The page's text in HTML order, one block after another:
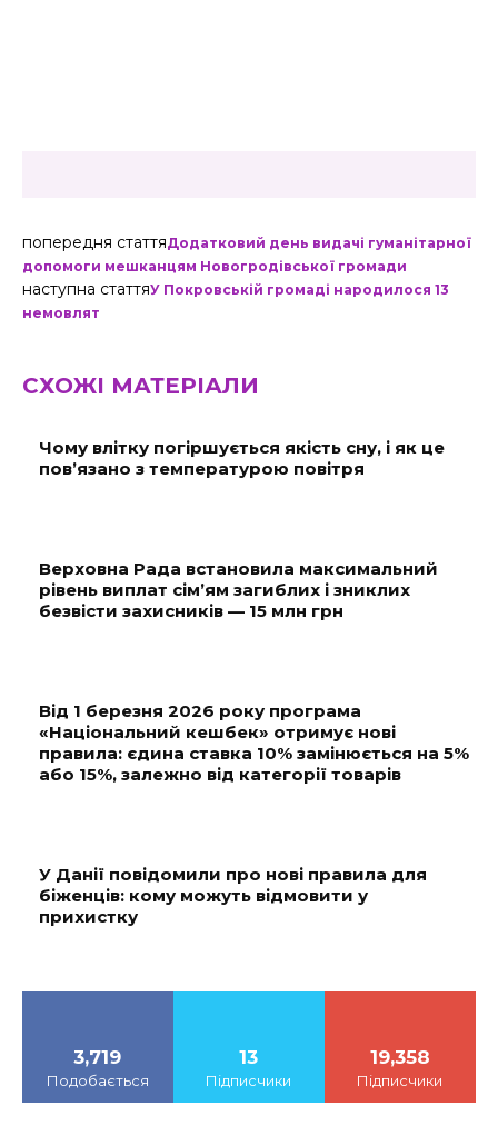
попередня статтяДодатковий день видачі гуманітарної
допомоги мешканцям Новогродівської громади
наступна статтяУ Покровській громаді народилося 13
немовлят
СХОЖІ МАТЕРІАЛИ
Чому влітку погіршується якість сну, і як це
пов’язано з температурою повітря
Верховна Рада встановила максимальний
рівень виплат сім’ям загиблих і зниклих
безвісти захисників — 15 млн грн
Від 1 березня 2026 року програма
«Національний кешбек» отримує нові
правила: єдина ставка 10% замінюється на 5%
або 15%, залежно від категорії товарів
У Данії повідомили про нові правила для
біженців: кому можуть відмовити у
прихистку
3,719
Подобається
13
Підписчики
19,358
Підписчики